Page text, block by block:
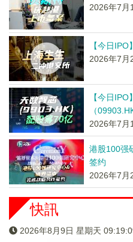
2026年7月
【今日
2026年7月
【今日
（
2026年7月
港股100强
签约
2026年7月
快訊
2026年8月9日 星期天